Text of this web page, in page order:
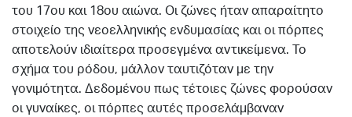
του 17ου και 18ου αιώνα. Οι ζώνες ήταν απαραίτητο
στοιχείο της νεοελληνικής ενδυμασίας και οι πόρπες
αποτελούν ιδιαίτερα προσεγμένα αντικείμενα. Το
σχήμα του ρόδου, μάλλον ταυτιζόταν με την
γονιμότητα. Δεδομένου πως τέτοιες ζώνες φορούσαν
οι γυναίκες, οι πόρπες αυτές προσελάμβαναν